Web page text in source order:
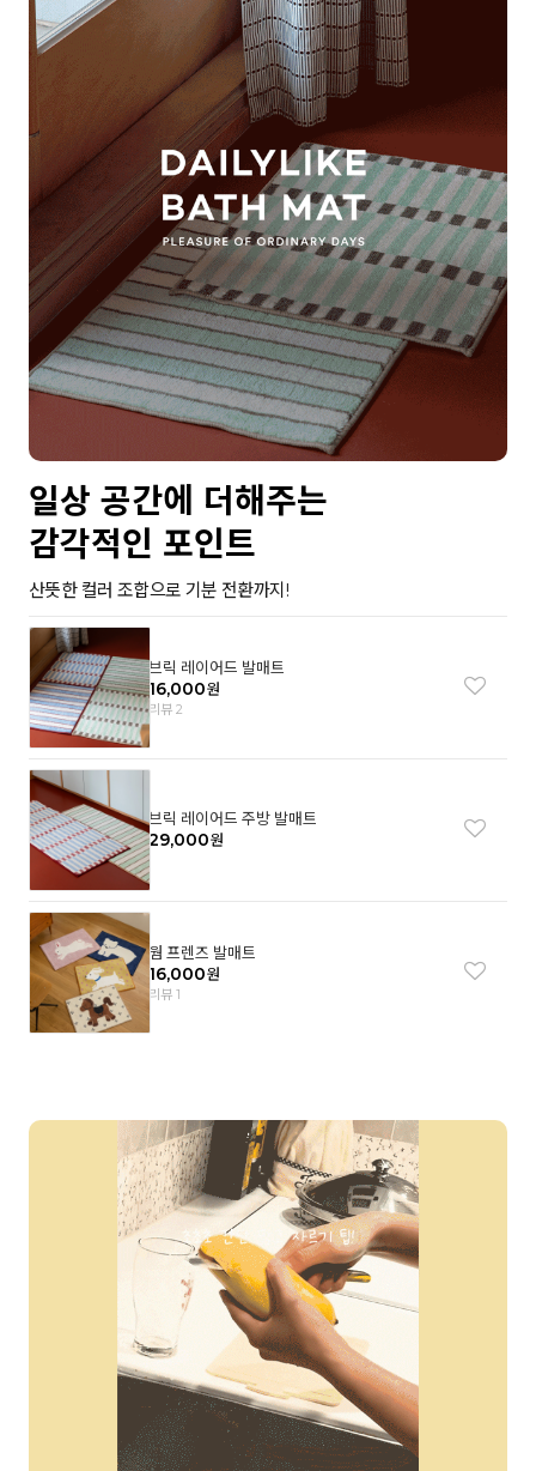
일상 공간에 더해주는
감각적인 포인트
산뜻한 컬러 조합으로 기분 전환까지!
브릭 레이어드 발매트
16,000원
리뷰 2
브릭 레이어드 주방 발매트
29,000원
웜 프렌즈 발매트
16,000원
리뷰 1